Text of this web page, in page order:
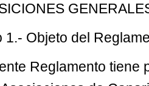
1.- Objeto del
Reglamento tiene